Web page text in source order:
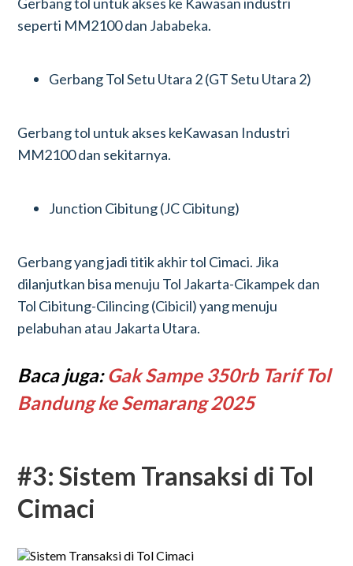
seperti MM2100 dan Jababeka.
Gerbang Tol Setu Utara 2 (GT Setu Utara 2)
Gerbang tol untuk akses keKawasan Industri
MM2100 dan sekitarnya.
Junction Cibitung (JC Cibitung)
Gerbang yang jadi titik akhir tol Cimaci. Jika
dilanjutkan bisa menuju Tol Jakarta-Cikampek dan
Tol Cibitung-Cilincing (Cibicil) yang menuju
pelabuhan atau Jakarta Utara.
Baca juga:Gak Sampe 350rb Tarif Tol
Bandung ke Semarang 2025
#3: Sistem Transaksi di Tol
Cimaci